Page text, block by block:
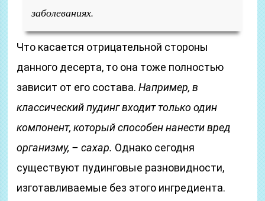
заболеваниях.
Что касается отрицательной стороны
данного десерта, то она тоже полностью
зависит от его состава.Например, в
классический пудинг входит только один
компонент, который способен нанести вред
организму, – сахар. Однако сегодня
существуют пудинговые разновидности,
изготавливаемые без этого ингредиента.